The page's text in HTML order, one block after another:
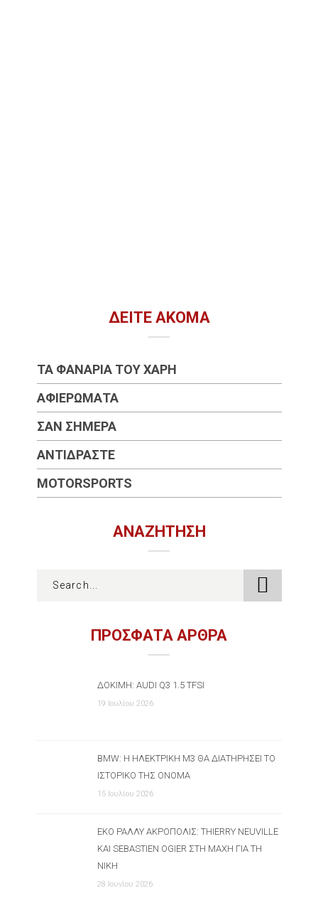
ΔΕΊΤΕ ΑΚΌΜΑ
ΤΑ ΦΑΝΆΡΙΑ ΤΟΥ ΧΆΡΗ
ΑΦΙΕΡΏΜΑΤΑ
ΣΑΝ ΣΉΜΕΡΑ
ΑΝΤΙΔΡΆΣΤΕ
MOTORSPORTS
ΑΝΑΖΉΤΗΣΗ
ΠΡΟΣΦΑΤΑ ΑΡΘΡΑ
ΔΟΚΙΜΉ: AUDI Q3 1.5 TFSI
19 Ιουλίου 2026
BMW: Η ΗΛΕΚΤΡΙΚΉ M3 ΘΑ ΔΙΑΤΗΡΉΣΕΙ ΤΟ
ΙΣΤΟΡΙΚΌ ΤΗΣ ΌΝΟΜΑ
15 Ιουλίου 2026
ΕΚΟ ΡΆΛΛΥ ΑΚΡΌΠΟΛΙΣ: THIERRY NEUVILLE
ΚΑΙ SEBASTIEN OGIER ΣΤΗ ΜΆΧΗ ΓΙΑ ΤΗ
ΝΊΚΗ
28 Ιουνίου 2026